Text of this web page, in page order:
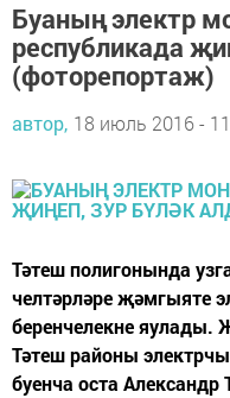
Буаның электр
республикада
(фоторепортаж)
автор, 18 июль 2016 -
Тәтеш полигонында
челтәрләре җәмгыяте
беренчелекне яулады.
Тәтеш районы
буенча оста Александр